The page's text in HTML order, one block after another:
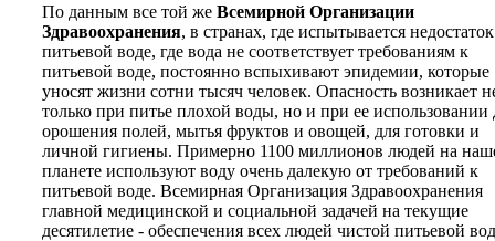
По данным все той же Всемирной Организации
Здравоохранения, в странах, где испытывается
питьевой воде, где вода не соответствует требованиям к
питьевой воде, постоянно вспыхивают эпидемии, которые
уносят жизни сотни тысяч человек. Опасность возникает
только при питье плохой воды, но и при ее использовании
орошения полей, мытья фруктов и овощей, для готовки и
личной гигиены. Примерно 1100 миллионов людей на
планете используют воду очень далекую от требований к
питьевой воде. Всемирная Организация Здравоохранения
главной медицинской и социальной задачей на текущие
десятилетие - обеспечения всех людей чистой питьевой